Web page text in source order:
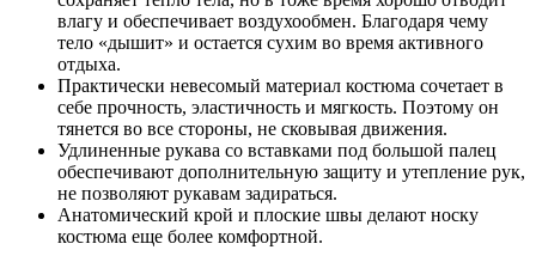
влагу и обеспечивает воздухообмен. Благодаря чему
тело «дышит» и остается сухим во время активного
отдыха.
Практически невесомый материал костюма сочетает в
себе прочность, эластичность и мягкость. Поэтому он
тянется во все стороны, не сковывая движения.
Удлиненные рукава со вставками под большой палец
обеспечивают дополнительную защиту и утепление рук,
не позволяют рукавам задираться.
Анатомический крой и плоские швы делают носку
костюма еще более комфортной.